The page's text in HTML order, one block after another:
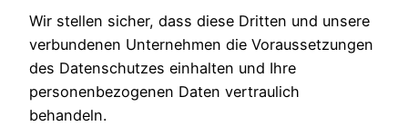
Wir stellen sicher, dass diese Dritten und unsere
verbundenen Unternehmen die Voraussetzungen
des Datenschutzes einhalten und Ihre
personenbezogenen Daten vertraulich
behandeln.